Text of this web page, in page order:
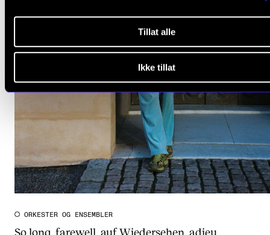
Tillat alle
Ikke tillat
ORKESTER OG ENSEMBLER
So long, farewell, auf Wiedersehen, adieu